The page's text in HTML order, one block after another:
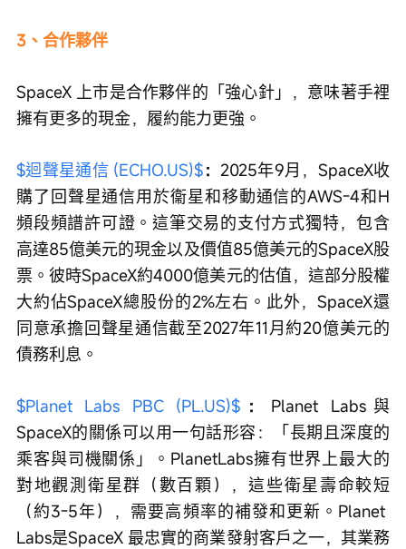
3、合作夥伴
SpaceX 上市是合作夥伴的「強心針」，意味著手裡
擁有更多的現金，履約能力更強。
$迴聲星通信 (ECHO.US)$： 2025年9月，SpaceX收
購了回聲星通信用於衞星和移動通信的AWS-4和H
頻段頻譜許可證。這筆交易的支付方式獨特，包含
高達85億美元的現金以及價值85億美元的SpaceX股
票。彼時SpaceX約4000億美元的估值，這部分股權
大約佔SpaceX總股份的2%左右。此外，SpaceX還
同意承擔回聲星通信截至2027年11月約20億美元的
債務利息。
$Planet Labs PBC (PL.US)$： Planet Labs與
SpaceX的關係可以用一句話形容：「長期且深度的
乘客與司機關係」。PlanetLabs擁有世界上最大的
對地觀測衛星群（數百顆），這些衛星壽命較短
（約3-5年），需要高頻率的補發和更新。Planet
Labs是SpaceX 最忠實的商業發射客戶之一，其業務